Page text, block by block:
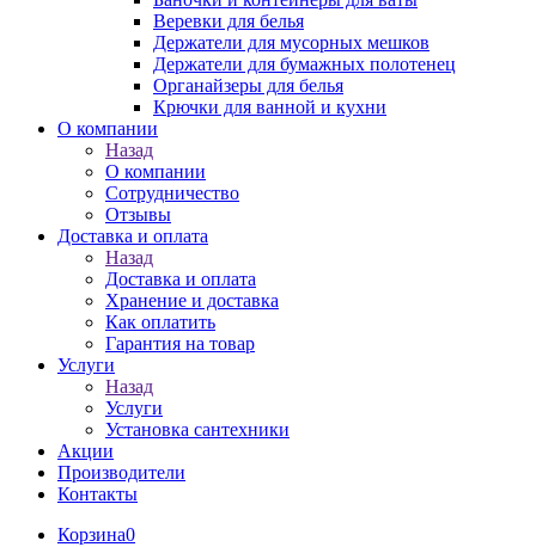
Веревки для белья
Держатели для мусорных мешков
Держатели для бумажных полотенец
Органайзеры для белья
Крючки для ванной и кухни
О компании
Назад
О компании
Сотрудничество
Отзывы
Доставка и оплата
Назад
Доставка и оплата
Хранение и доставка
Как оплатить
Гарантия на товар
Услуги
Назад
Услуги
Установка сантехники
Акции
Производители
Контакты
Корзина0